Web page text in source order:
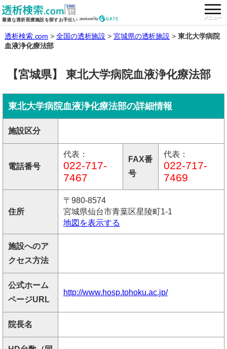
最適な透析医療施設を探すお手伝い メニュー
全国の透析施設を検索する
透析検索.com 全国の透析施設 宮城県の透析施設
東北大学病院
血液浄化療法部
【宮城県】 東北大学病院血液浄化療法部
東北大学病院血液浄化療法部の詳細情報
施設区分
電話番号
代表：
022-717-
7467
FAX番
号
代表：
022-717-
7469
住所
〒980-8574
宮城県仙台市青葉区星陵町1-1
地図を表示する
施設へのア
クセス方法
公式ホーム
ページURL
http://www.hosp.tohoku.ac.jp/
院長名